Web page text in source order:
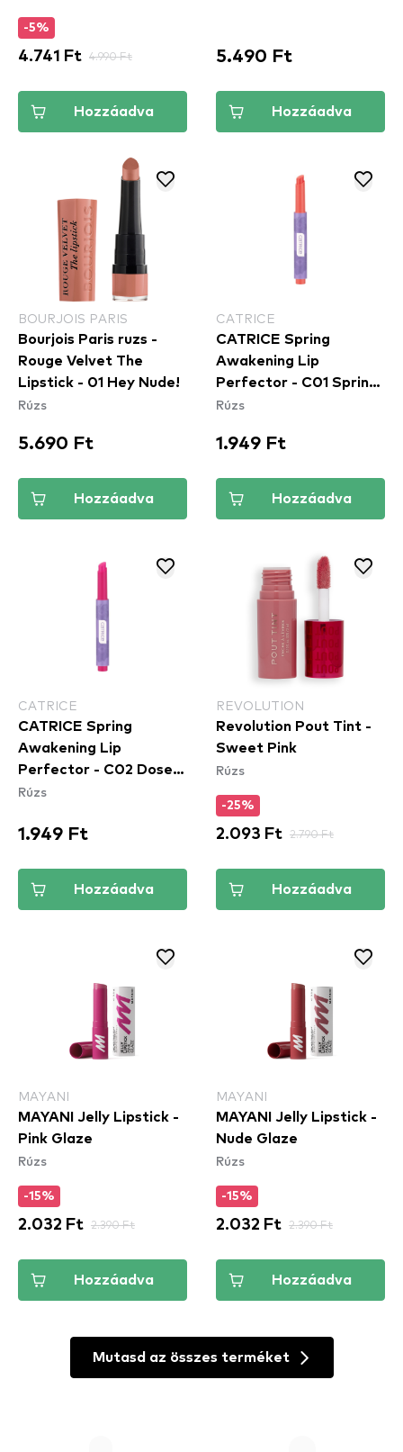
-5%
4.741 Ft 4.990 Ft
Hozzáadva
5.490 Ft
Hozzáadva
BOURJOIS PARIS
Bourjois Paris ruzs -
Rouge Velvet The
Lipstick - 01 Hey Nude!
Rúzs
5.690 Ft
Hozzáadva
CATRICE
CATRICE Spring
Awakening Lip
Perfector - C01 Spring
To Life
Rúzs
1.949 Ft
Hozzáadva
CATRICE
CATRICE Spring
Awakening Lip
Perfector - C02 Dose
Of Confidence
Rúzs
1.949 Ft
Hozzáadva
REVOLUTION
Revolution Pout Tint -
Sweet Pink
Rúzs
-25%
2.093 Ft 2.790 Ft
Hozzáadva
MAYANI
MAYANI Jelly Lipstick -
Pink Glaze
Rúzs
-15%
2.032 Ft 2.390 Ft
Hozzáadva
MAYANI
MAYANI Jelly Lipstick -
Nude Glaze
Rúzs
-15%
2.032 Ft 2.390 Ft
Hozzáadva
Mutasd az összes terméket